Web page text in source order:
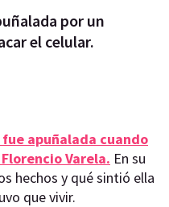
por un
el celular.
fue apuñalada cuando
Varela. En su
hechos y qué sintió ella
que vivir.